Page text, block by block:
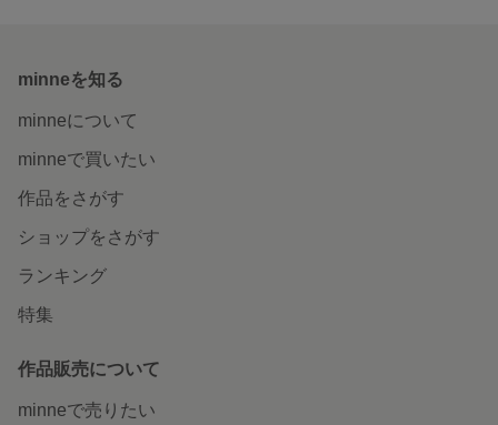
minneを知る
minneについて
minneで買いたい
作品をさがす
ショップをさがす
ランキング
特集
作品販売について
minneで売りたい